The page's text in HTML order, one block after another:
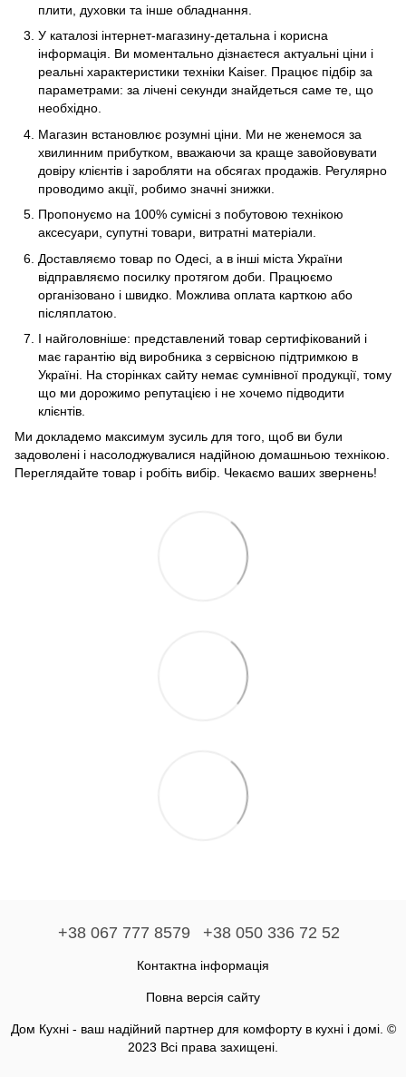
плити, духовки та інше обладнання.
У каталозі інтернет-магазину-детальна і корисна
інформація. Ви моментально дізнаєтеся актуальні ціни і
реальні характеристики техніки Kaiser. Працює підбір за
параметрами: за лічені секунди знайдеться саме те, що
необхідно.
Магазин встановлює розумні ціни. Ми не женемося за
хвилинним прибутком, вважаючи за краще завойовувати
довіру клієнтів і заробляти на обсягах продажів. Регулярно
проводимо акції, робимо значні знижки.
Пропонуємо на 100% сумісні з побутовою технікою
аксесуари, супутні товари, витратні матеріали.
Доставляємо товар по Одесі, а в інші міста України
відправляємо посилку протягом доби. Працюємо
організовано і швидко. Можлива оплата карткою або
післяплатою.
І найголовніше: представлений товар сертифікований і
має гарантію від виробника з сервісною підтримкою в
Україні. На сторінках сайту немає сумнівної продукції, тому
що ми дорожимо репутацією і не хочемо підводити
клієнтів.
Ми докладемо максимум зусиль для того, щоб ви були
задоволені і насолоджувалися надійною домашньою технікою.
Переглядайте товар і робіть вибір. Чекаємо ваших звернень!
+38 067 777 8579 +38 050 336 72 52
Контактна інформація
Повна версія сайту
Дом Кухні - ваш надійний партнер для комфорту в кухні і домі. ©
2023 Всі права захищені.